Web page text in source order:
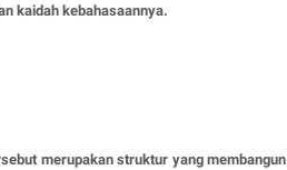
kaidah kebahasaannya.
merupakan struktur yang membangun